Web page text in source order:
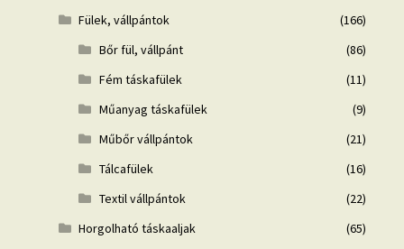
Fülek, vállpántok
(166)
Bőr fül, vállpánt
(86)
Fém táskafülek
(11)
Műanyag táskafülek
(9)
Műbőr vállpántok
(21)
Tálcafülek
(16)
Textil vállpántok
(22)
Horgolható táskaaljak
(65)